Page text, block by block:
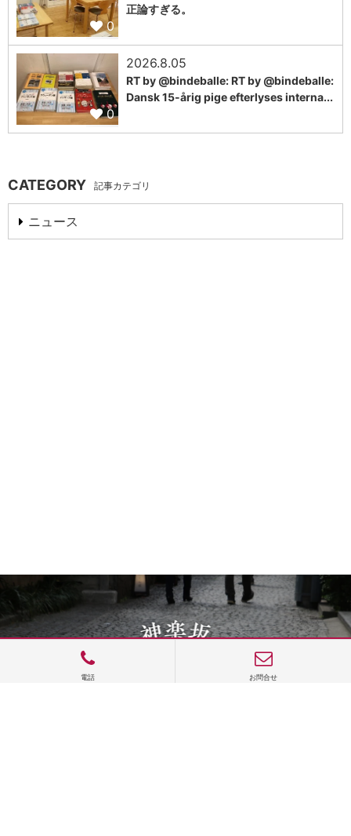
0
正論すぎる。
0
2026.8.05
RT by @bindeballe: RT by @bindeballe:
Dansk 15-årig pige efterlyses interna...
CATEGORY 記事カテゴリ
ニュース
電話 お問合せ